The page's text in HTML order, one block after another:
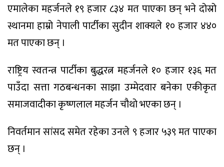
एमालेका महर्जनले १९ हजार ८३४ मत पाएका छन् भने दोस्रो
स्थानमा हाम्रो नेपाली पार्टीका सुदीन शाक्यले १० हजार ४४०
मत पाएका छन् ।
राष्ट्रिय स्वतन्त्र पार्टीका बुद्धरत्न महर्जनले १० हजार १३६ मत
पाउँदा सत्ता गठबन्धनका साझा उम्मेदवार बनेका एकीकृत
समाजवादीका कृष्णलाल महर्जन चौथो भएका छन् ।
निवर्तमान सांसद समेत रहेका उनले ९ हजार ५३९ मत पाएका
छन् ।